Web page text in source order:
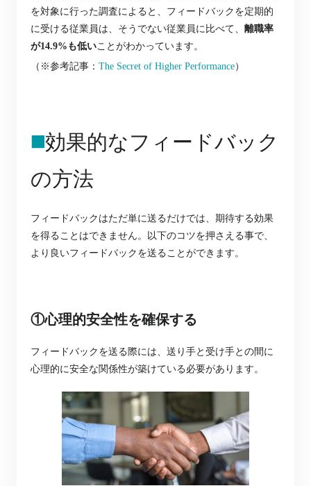
を対象に行った調査によると、フィードバックを定期的
に受ける従業員は、そうでない従業員に比べて
離職率
が14.9%も低いこ とがわかっています。
（※参考記事： The Secret of Higher Performance）
◼️効果的なフィードバック
の方法
フィードバックはただ単に送るだけでは、期待する効果
を得ることはできません。以下のコツを押さえる事で、
より良いフィードバックを送ることができます。
①心理的安全性を確保する
フィードバックを送る際には、送り手と受け手との間に
心理的に安全な関係性が築けている必要があります。